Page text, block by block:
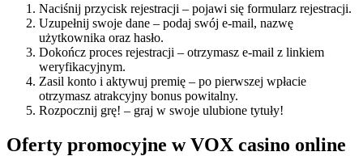
Naciśnij przycisk rejestracji – pojawi się formularz rejestracji.
Uzupełnij swoje dane – podaj swój e-mail, nazwę
użytkownika oraz hasło.
Dokończ proces rejestracji – otrzymasz e-mail z linkiem
weryfikacyjnym.
Zasil konto i aktywuj premię – po pierwszej wpłacie
otrzymasz atrakcyjny bonus powitalny.
Rozpocznij grę! – graj w swoje ulubione tytuły!
Oferty promocyjne w VOX casino online